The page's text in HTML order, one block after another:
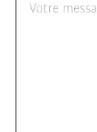
Votre